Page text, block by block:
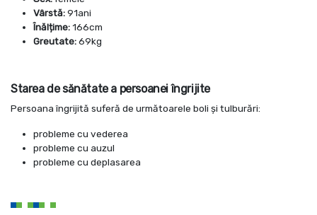
Vârstă:91ani
Înălțime:166cm
Greutate:69kg
Starea de sănătate a persoanei îngrijite
Persoana îngrijită suferă de următoarele boli și tulburări:
probleme cu vederea
probleme cu auzul
probleme cu deplasarea